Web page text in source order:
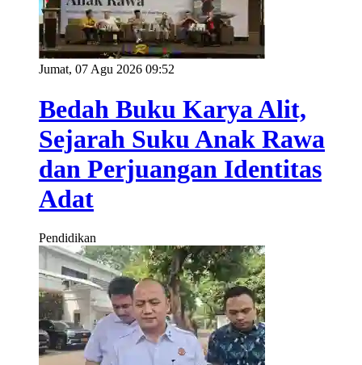
Jumat, 07 Agu 2026 09:52
Bedah Buku Karya Alit,
Sejarah Suku Anak Rawa
dan Perjuangan Identitas
Adat
Pendidikan